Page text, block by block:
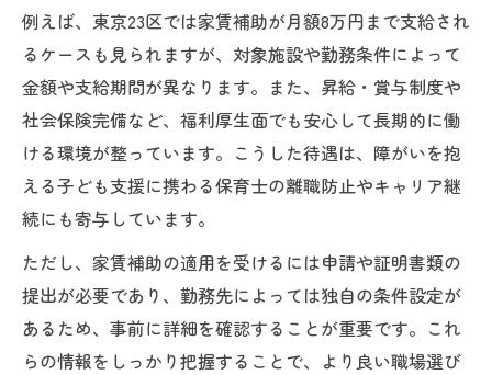
例えば、東京23区では家賃補助が月額8万円まで支給され
るケースも見られますが、対象施設や勤務条件によって
金額や支給期間が異なります。また、昇給・賞与制度や
社会保険完備など、福利厚生面でも安心して長期的に働
ける環境が整っています。こうした待遇は、障がいを抱
える子ども支援に携わる保育士の離職防止やキャリア継
続にも寄与しています。
ただし、家賃補助の適用を受けるには申請や証明書類の
提出が必要であり、勤務先によっては独自の条件設定が
あるため、事前に詳細を確認することが重要です。これ
らの情報をしっかり把握することで、より良い職場選び